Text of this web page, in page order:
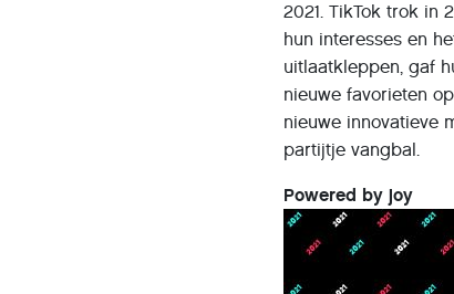
2021. TikTok trok in
hun interesses en
uitlaatkleppen, gaf
nieuwe favorieten
nieuwe innovatieve
partijtje vangbal.
Powered by joy